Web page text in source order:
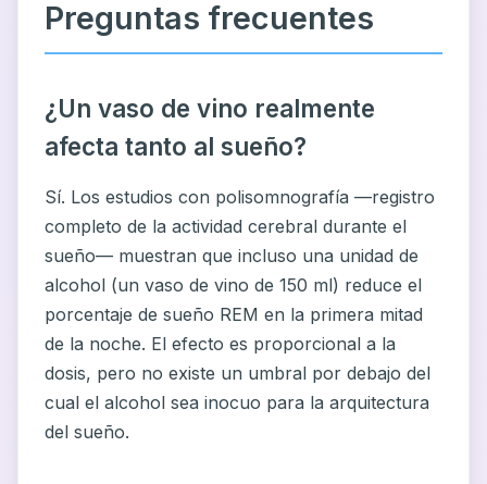
Preguntas frecuentes
¿Un vaso de vino realmente
afecta tanto al sueño?
Sí. Los estudios con polisomnografía —registro
completo de la actividad cerebral durante el
sueño— muestran que incluso una unidad de
alcohol (un vaso de vino de 150 ml) reduce el
porcentaje de sueño REM en la primera mitad
de la noche. El efecto es proporcional a la
dosis, pero no existe un umbral por debajo del
cual el alcohol sea inocuo para la arquitectura
del sueño.